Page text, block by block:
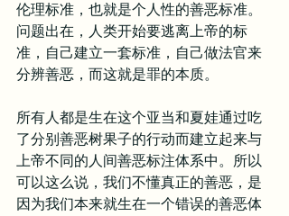
伦理标准，也就是个人性的善恶标准。
问题出在，人类开始要逃离上帝的标
准，自己建立一套标准，自己做法官来
分辨善恶，而这就是罪的本质。
所有人都是生在这个亚当和夏娃通过吃
了分别善恶树果子的行动而建立起来与
上帝不同的人间善恶标注体系中。所以
可以这么说，我们不懂真正的善恶，是
因为我们本来就生在一个错误的善恶体